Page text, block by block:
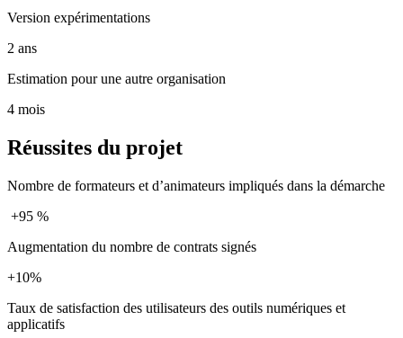
Version expérimentations
2 ans
Estimation pour une autre organisation
4 mois
Réussites du projet
​Nombre de formateurs et d’animateurs impliqués dans la démarche
​ +95 %
Augmentation du nombre de contrats signés
+10%​
Taux de satisfaction des utilisateurs des outils numériques et
applicatifs